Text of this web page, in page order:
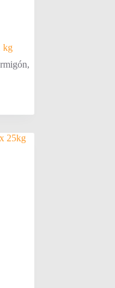
kg
,